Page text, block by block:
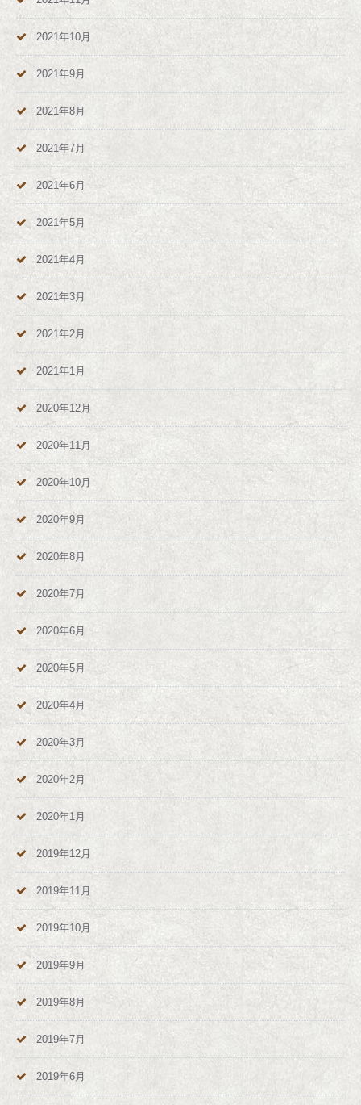
2021年10月
2021年9月
2021年8月
2021年7月
2021年6月
2021年5月
2021年4月
2021年3月
2021年2月
2021年1月
2020年12月
2020年11月
2020年10月
2020年9月
2020年8月
2020年7月
2020年6月
2020年5月
2020年4月
2020年3月
2020年2月
2020年1月
2019年12月
2019年11月
2019年10月
2019年9月
2019年8月
2019年7月
2019年6月